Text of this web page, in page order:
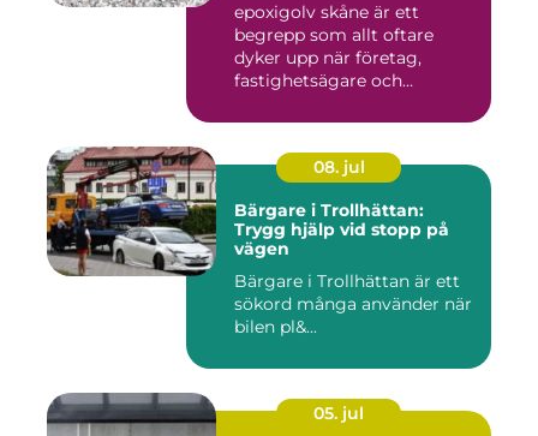
epoxigolv skåne är ett
begrepp som allt oftare
dyker upp när företag,
fastighetsägare och
08. jul
Bärgare i Trollhättan:
Trygg hjälp vid stopp på
vägen
Bärgare i Trollhättan är ett
sökord många använder när
bilen pl&...
05. jul